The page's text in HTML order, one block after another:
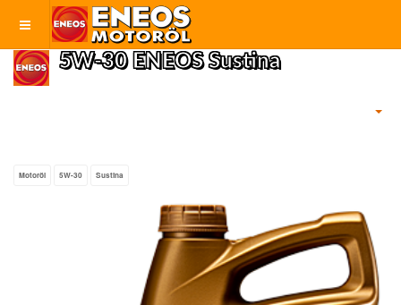
5W-30 ENEOS Sustina
Motoröl 5W-30 Sustina